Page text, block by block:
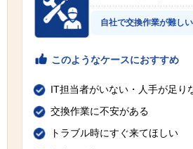
自社で交換作業が難し
このようなケースにおすすめ
IT担当者がいない・人手が足り
交換作業に不安がある
トラブル時にすぐ来てほしい